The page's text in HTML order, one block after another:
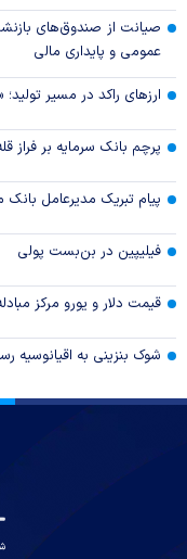
صیانت از صندوق‌های
عمومی و پایداری مالی
ارزهای راکد در مسیر
پرچم بانک سرمایه بر فراز
پیام تبریک مدیرعامل
فیلیپین در بن‌بست پولی
قیمت دلار و یورو مرکز مبادله ایران؛
شوک بنزینی به اقیانوسیه